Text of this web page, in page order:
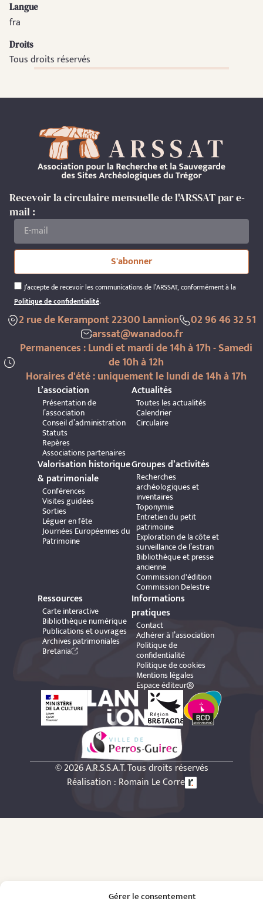
Gérer le consentement
Langue
fra
Droits
Tous droits réservés
Recevoir la circulaire mensuelle de l'ARSSAT par e-
mail :
J’accepte de recevoir les communications de l’ARSSAT, conformément à la
Politique de confidentialité.
S'abonner
2 rue de Kerampont 22300 Lannion
02 96 46 32 51
arssat@wanadoo.fr
Permanences : Lundi et mardi de 14h à 17h - Samedi
de 10h à 12h
Horaires d'été : uniquement le lundi de 14h à 17h
L’association
Présentation de
l’association
Conseil d’administration
Statuts
Repères
Associations partenaires
Actualités
Toutes les actualités
Calendrier
Circulaire
Valorisation historique
& patrimoniale
Conférences
Visites guidées
Sorties
Léguer en fête
Journées Européennes du
Patrimoine
Groupes d’activités
Recherches
archéologiques et
inventaires
Toponymie
Entretien du petit
patrimoine
Exploration de la côte et
surveillance de l’estran
Bibliothèque et presse
ancienne
Commission d'édition
Commission Delestre
Ressources
Carte interactive
Bibliothèque numérique
Publications et ouvrages
Archives patrimoniales
Bretania
Informations
pratiques
Contact
Adhérer à l’association
Politique de
confidentialité
Politique de cookies
Mentions légales
Espace éditeur
© 2026 A.R.S.S.A.T. Tous droits réservés
Réalisation : Romain Le Corre